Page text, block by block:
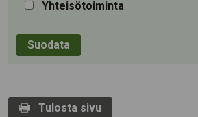
Yhteisötoiminta
Tulosta sivu